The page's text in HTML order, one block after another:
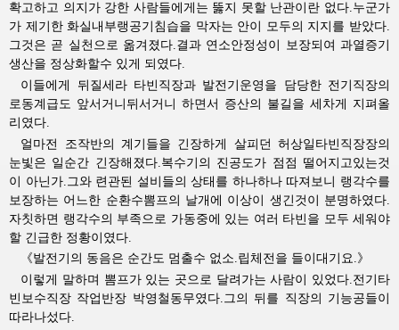
확고하고 의지가 강한 사람들에게는 뚫지 못할 난관이란 없다.누군가
가 제기한 화실내부랭공기침습을 막자는 안이 모두의 지지를 받았다.
그것은 곧 실천으로 옮겨졌다.결과 연소안정성이 보장되여 과열증기
생산을 정상화할수 있게 되였다.
이들에게 뒤질세라 타빈직장과 발전기운영을 담당한 전기직장의
로동계급도 앞서거니뒤서거니 하면서 증산의 불길을 세차게 지펴올
리였다.
얼마전 조작반의 계기들을 긴장하게 살피던 허상일타빈직장장의
눈빛은 일순간 긴장해졌다.복수기의 진공도가 점점 떨어지고있는것
이 아닌가.그와 련관된 설비들의 상태를 하나하나 따져보니 랭각수를
보장하는 어느한 순환수뽐프의 날개에 이상이 생긴것이 분명하였다.
자칫하면 랭각수의 부족으로 가동중에 있는 여러 타빈을 모두 세워야
할 긴급한 정황이였다.
《발전기의 동음은 순간도 멈출수 없소.립체전을 들이대기요.》
이렇게 말하며 뽐프가 있는 곳으로 달려가는 사람이 있었다.전기타
빈보수직장 작업반장 박영철동무였다.그의 뒤를 직장의 기능공들이
따라나섰다.